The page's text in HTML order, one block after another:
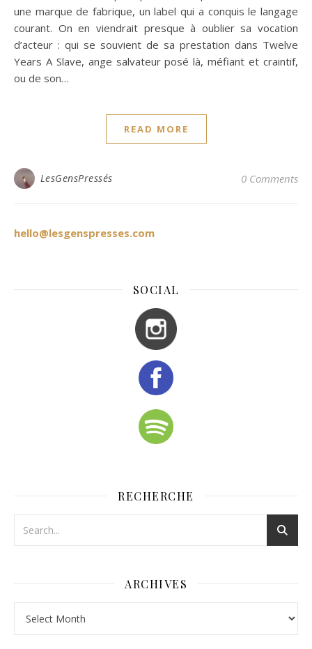
une marque de fabrique, un label qui a conquis le langage
courant. On en viendrait presque à oublier sa vocation
d’acteur : qui se souvient de sa prestation dans Twelve
Years A Slave, ange salvateur posé là, méfiant et craintif,
ou de son…
READ MORE
LesGensPressés 0 Comments
hello@lesgenspresses.com
SOCIAL
RECHERCHE
ARCHIVES